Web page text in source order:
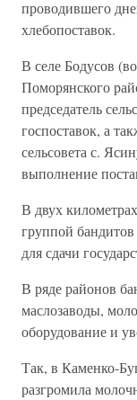
проводившего
хлебопоставок.
В селе Бодусов
Поморянского
председатель
госпоставок, а
сельсовета с.
выполнение
В двух
группой
для сдачи
В ряде районов
маслозаводы,
оборудование и
Так, в Каменко-
разгромила